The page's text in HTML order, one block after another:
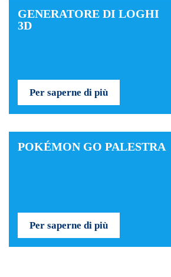
GENERATORE DI LOGHI
3D
Per saperne di più
POKÉMON GO PALESTRA
Per saperne di più